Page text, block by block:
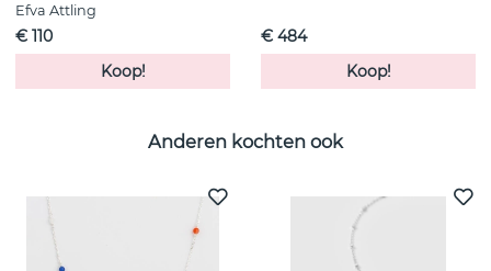
Efva Attling
€ 110
Koop!
€ 484
Koop!
Anderen kochten ook